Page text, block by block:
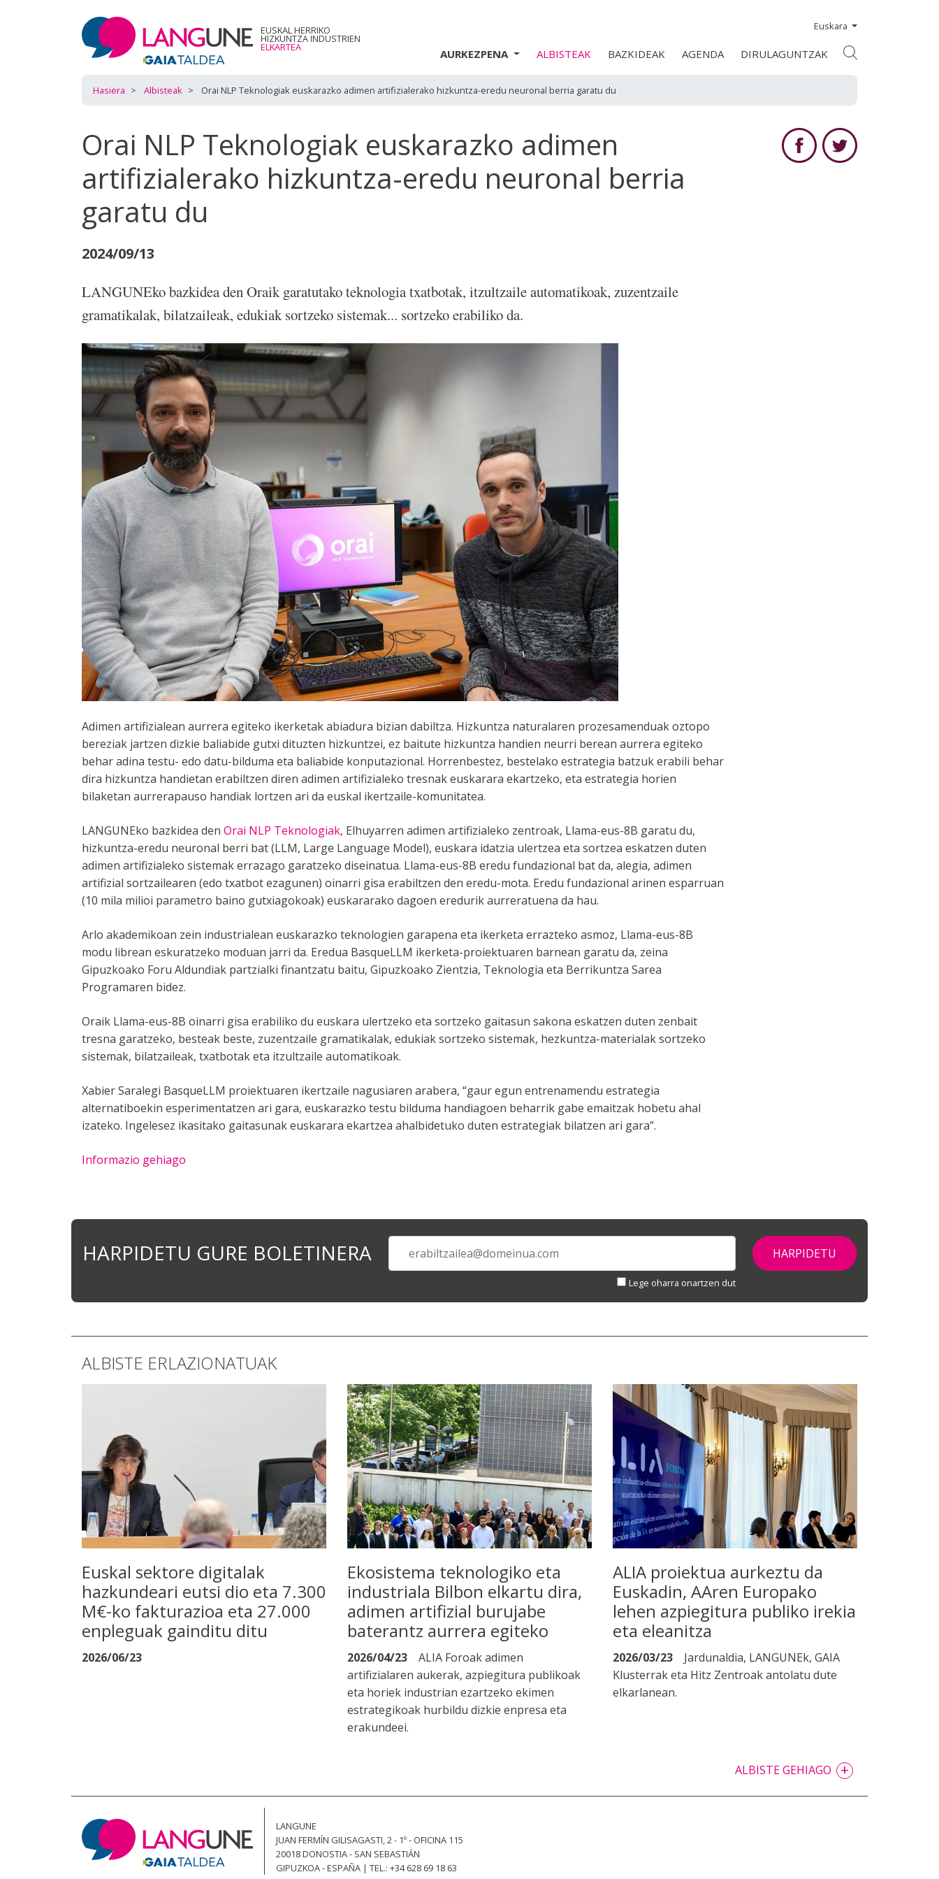
EUSKAL HERRIKO
HIZKUNTZA INDUSTRIEN
ELKARTEA
Euskara
AURKEZPENA ALBISTEAK BAZKIDEAK AGENDA DIRULAGUNTZAK
Hasiera Albisteak Orai NLP Teknologiak euskarazko adimen artifizialerako hizkuntza-eredu neuronal berria garatu du
Orai NLP Teknologiak euskarazko adimen
artifizialerako hizkuntza-eredu neuronal berria
garatu du
2024/09/13
LANGUNEko bazkidea den Oraik garatutako teknologia txatbotak, itzultzaile automatikoak, zuzentzaile
gramatikalak, bilatzaileak, edukiak sortzeko sistemak... sortzeko erabiliko da.
Adimen artifizialean aurrera egiteko ikerketak abiadura bizian dabiltza. Hizkuntza naturalaren prozesamenduak oztopo
bereziak jartzen dizkie baliabide gutxi dituzten hizkuntzei, ez baitute hizkuntza handien neurri berean aurrera egiteko
behar adina testu- edo datu-bilduma eta baliabide konputazional. Horrenbestez, bestelako estrategia batzuk erabili behar
dira hizkuntza handietan erabiltzen diren adimen artifizialeko tresnak euskarara ekartzeko, eta estrategia horien
bilaketan aurrerapauso handiak lortzen ari da euskal ikertzaile-komunitatea.
LANGUNEko bazkidea den Orai NLP Teknologiak, Elhuyarren adimen artifizialeko zentroak, Llama-eus-8B garatu du,
hizkuntza-eredu neuronal berri bat (LLM, Large Language Model), euskara idatzia ulertzea eta sortzea eskatzen duten
adimen artifizialeko sistemak errazago garatzeko diseinatua. Llama-eus-8B eredu fundazional bat da, alegia, adimen
artifizial sortzailearen (edo txatbot ezagunen) oinarri gisa erabiltzen den eredu-mota. Eredu fundazional arinen esparruan
(10 mila milioi parametro baino gutxiagokoak) euskararako dagoen eredurik aurreratuena da hau.
Arlo akademikoan zein industrialean euskarazko teknologien garapena eta ikerketa errazteko asmoz, Llama-eus-8B
modu librean eskuratzeko moduan jarri da. Eredua BasqueLLM ikerketa-proiektuaren barnean garatu da, zeina
Gipuzkoako Foru Aldundiak partzialki finantzatu baitu, Gipuzkoako Zientzia, Teknologia eta Berrikuntza Sarea
Programaren bidez.
Oraik Llama-eus-8B oinarri gisa erabiliko du euskara ulertzeko eta sortzeko gaitasun sakona eskatzen duten zenbait
tresna garatzeko, besteak beste, zuzentzaile gramatikalak, edukiak sortzeko sistemak, hezkuntza-materialak sortzeko
sistemak, bilatzaileak, txatbotak eta itzultzaile automatikoak.
Xabier Saralegi BasqueLLM proiektuaren ikertzaile nagusiaren arabera, “gaur egun entrenamendu estrategia
alternatiboekin esperimentatzen ari gara, euskarazko testu bilduma handiagoen beharrik gabe emaitzak hobetu ahal
izateko. Ingelesez ikasitako gaitasunak euskarara ekartzea ahalbidetuko duten estrategiak bilatzen ari gara”.
Informazio gehiago
HARPIDETU GURE BOLETINERA
Lege oharra onartzen dut
ALBISTE ERLAZIONATUAK
Euskal sektore digitalak
hazkundeari eutsi dio eta 7.300
M€-ko fakturazioa eta 27.000
enpleguak gainditu ditu
2026/06/23
Ekosistema teknologiko eta
industriala Bilbon elkartu dira,
adimen artifizial burujabe
baterantz aurrera egiteko
2026/04/23
ALIA Foroak adimen
artifizialaren aukerak, azpiegitura publikoak
eta horiek industrian ezartzeko ekimen
estrategikoak hurbildu dizkie enpresa eta
erakundeei.
ALIA proiektua aurkeztu da
Euskadin, AAren Europako
lehen azpiegitura publiko irekia
eta eleanitza
2026/03/23
Jardunaldia, LANGUNEk, GAIA
Klusterrak eta Hitz Zentroak antolatu dute
elkarlanean.
ALBISTE GEHIAGO +
LANGUNE
JUAN FERMÍN GILISAGASTI, 2 - 1º - OFICINA 115
20018 DONOSTIA - SAN SEBASTIÁN
GIPUZKOA - ESPAÑA | TEL.: +34 628 69 18 63